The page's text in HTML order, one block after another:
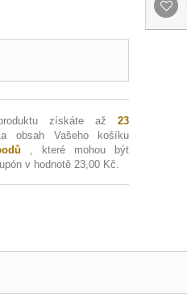
získáte až23
obsah Vašeho košíku
, které mohou být
v hodnotě23,00 Kč.